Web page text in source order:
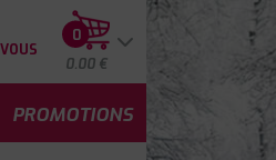
0
0.00 €
PROMOTIONS